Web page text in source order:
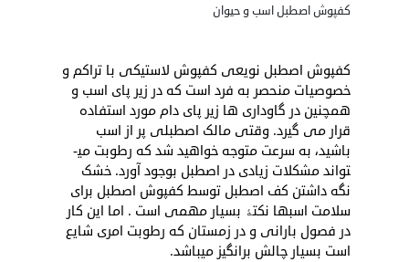
کفپوش اصطبل اسب و حیوان
کفپوش اصطبل نویعی کفپوش لاستیکی با تراکم و
خصوصیات منحصر به فرد است که در زیر پای اسب و
همچنین در گاوداری ها زیر پای دام مورد استفاده
قرار می گیرد. وقتی مالک اصطبلی پر از اسب
باشید، به سرعت متوجه خواهید شد که رطوبت می­
تواند مشکلات زیادی در اصطبل بوجود آورد. خشک
نگه داشتن کف اصطبل توسط کفپوش اصطبل برای
سلامت اسب­ها نکتۀ بسیار مهمی است . اما این کار
در فصول بارانی و در زمستان که رطوبت امری شایع
است بسیار چالش­ برانگیز می­باشد.